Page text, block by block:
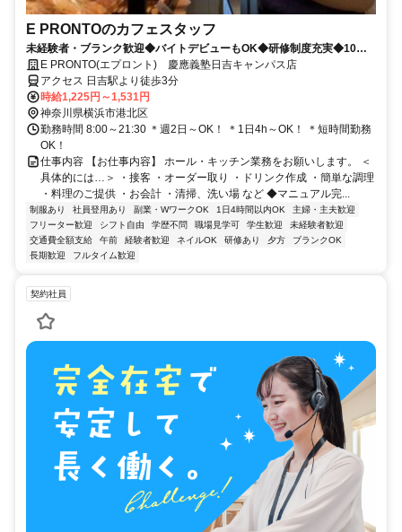
E PRONTOのカフェスタッフ
未経験者・ブランク歓迎◆バイトデビューもOK◆研修制度充実◆10～
40代の幅広い年代活躍中
E PRONTO(エプロント) 慶應義塾日吉キャンパス店
アクセス 日吉駅より徒歩3分
時給1,225円～1,531円
神奈川県横浜市港北区
勤務時間 8:00～21:30 ＊週2日～OK！ ＊1日4h～OK！ ＊短時間勤務
OK！
仕事内容 【お仕事内容】 ホール・キッチン業務をお願いします。 ＜
具体的には…＞ ・接客 ・オーダー取り ・ドリンク作成 ・簡単な調理
・料理のご提供 ・お会計 ・清掃、洗い場 など ◆マニュアル完...
制服あり 社員登用あり 副業・WワークOK 1日4時間以内OK
主婦・主夫歓迎
フリーター歓迎
シフト自由 学歴不問 職場見学可 学生歓迎
未経験者歓迎
交通費全額支給
午前 経験者歓迎 ネイルOK 研修あり 夕方
ブランクOK
長期歓迎
フルタイム歓迎
契約社員